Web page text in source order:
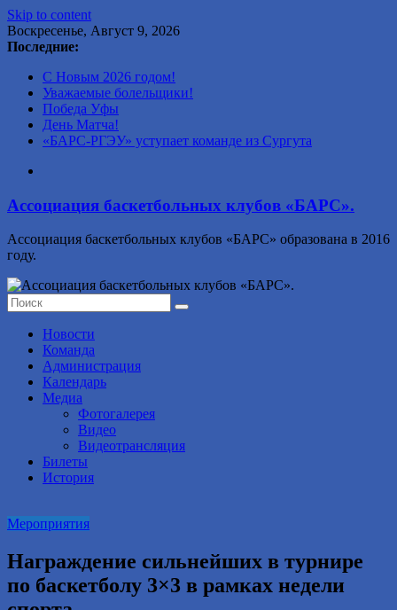
Skip to content
Воскресенье, Август 9, 2026
Последние:
С Новым 2026 годом!
Уважаемые болельщики!
Победа Уфы
День Матча!
«БАРС-РГЭУ» уступает команде из Сургута
Ассоциация баскетбольных клубов «БАРС».
Ассоциация баскетбольных клубов «БАРС» образована в 2016
году.
Новости
Команда
Администрация
Календарь
Медиа
Фотогалерея
Видео
Видеотрансляция
Билеты
История
Мероприятия
Награждение сильнейших в турнире
по баскетболу 3×3 в рамках недели